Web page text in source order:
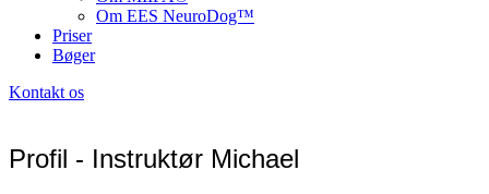
Om EES NeuroDog™
Priser
Bøger
Kontakt os
Profil - Instruktør Michael